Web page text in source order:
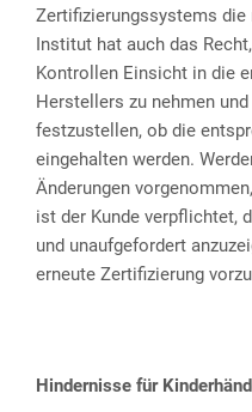
Zertifizierungssystems die
Institut hat auch das
Kontrollen Einsicht in die
Herstellers zu nehmen
festzustellen, ob die
eingehalten werden.
Änderungen
ist der Kunde verpflichtet,
und unaufgefordert
erneute Zertifizierung
Hindernisse für